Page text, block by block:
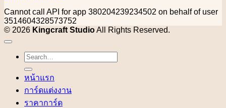
Cannot call API for app 380204239234502 on behalf of user
3514604328573752
© 2026 Kingcraft StudioAll Rights Reserved.
Search
for:
หน้าแรก
การ์ดแต่งงาน
ราคาการ์ด